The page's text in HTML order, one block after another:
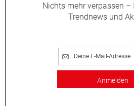
Nichts mehr verpassen –
Trendnews und
Anmelden